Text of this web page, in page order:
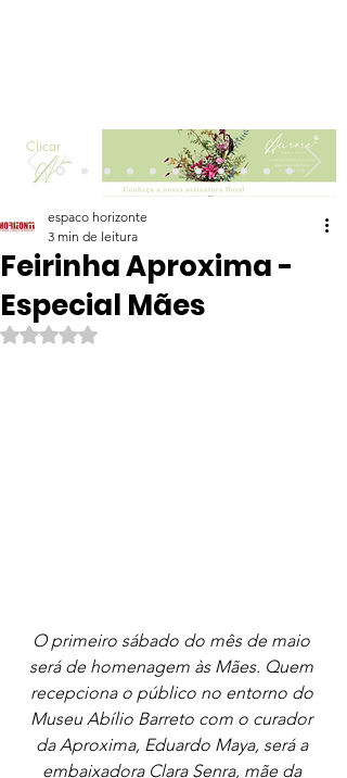
Clicar
Feirinha Aproxima -
Especial Mães
espaco horizonte
3 min de leitura
Avaliado com NaN de 5 estrelas.
O primeiro sábado do mês de maio
será de homenagem às Mães. Quem
recepciona o público no entorno do
Museu Abílio Barreto com o curador
da Aproxima, Eduardo Maya, será a
embaixadora Clara Senra, mãe da